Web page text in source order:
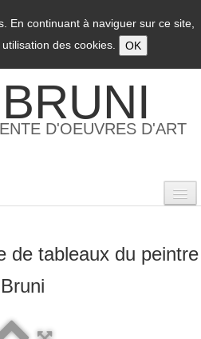
En continuant à naviguer sur ce site,
des cookies.
OK
BRUNI
D'OEUVRES D'ART
de tableaux du peintre
Bruni